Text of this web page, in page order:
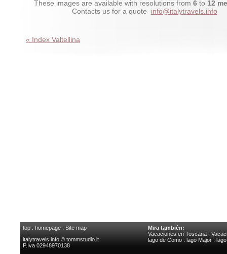
These images are available with resolutions from 6 to 12
Contacts us for a quote info@italytravels.info
« Index Valtellina
top : homepage : Site map
italytravels.info © tommstudio.it
P.Iva 02948970138
Mira también:
Vacaciones en Toscana :
lago de Como : lago Major :